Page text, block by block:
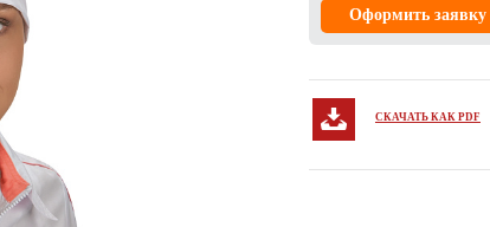
Оформить заявку
СКАЧАТЬ КАК PDF